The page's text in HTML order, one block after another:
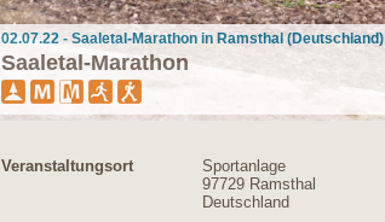
02.07.22 - Saaletal-Marathon in Ramsthal (Deutschland)
Saaletal-Marathon
Veranstaltungsort
Sportanlage
97729 Ramsthal
Deutschland